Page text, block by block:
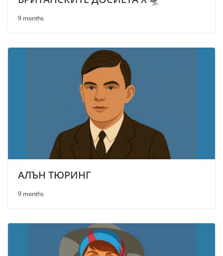
9 months
АЛЪН ТЮРИНГ
9 months